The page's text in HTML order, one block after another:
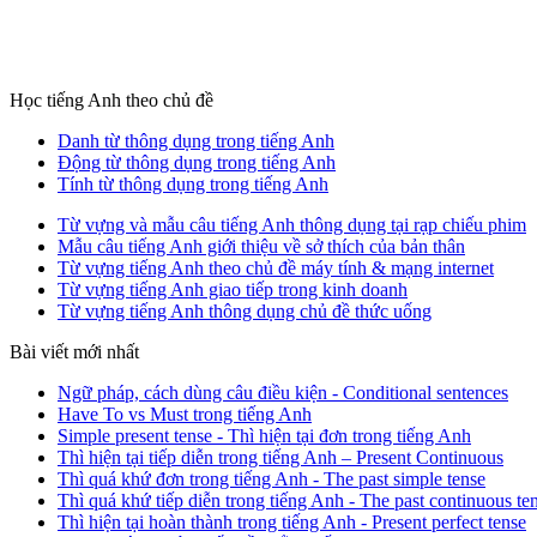
Học tiếng Anh theo chủ đề
Danh từ thông dụng trong tiếng Anh
Động từ thông dụng trong tiếng Anh
Tính từ thông dụng trong tiếng Anh
Từ vựng và mẫu câu tiếng Anh thông dụng tại rạp chiếu phim
Mẫu câu tiếng Anh giới thiệu về sở thích của bản thân
Từ vựng tiếng Anh theo chủ đề máy tính & mạng internet
Từ vựng tiếng Anh giao tiếp trong kinh doanh
Từ vựng tiếng Anh thông dụng chủ đề thức uống
Bài viết mới nhất
Ngữ pháp, cách dùng câu điều kiện - Conditional sentences
Have To vs Must trong tiếng Anh
Simple present tense - Thì hiện tại đơn trong tiếng Anh
Thì hiện tại tiếp diễn trong tiếng Anh – Present Continuous
Thì quá khứ đơn trong tiếng Anh - The past simple tense
Thì quá khứ tiếp diễn trong tiếng Anh - The past continuous
Thì hiện tại hoàn thành trong tiếng Anh - Present perfect tense